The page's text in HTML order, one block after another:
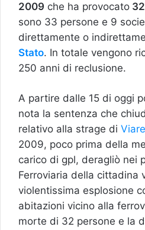
2009 che ha provocato
sono 33 persone e 9
direttamente o
Stato. In totale vengono
250 anni di reclusione.
A partire dalle 15 di oggi
nota la sentenza che
relativo alla strage di
2009, poco prima della
carico di gpl, deragliò nei
Ferroviaria della cittadina
violentissima esplosione
abitazioni vicino alla
morte di 32 persone e la